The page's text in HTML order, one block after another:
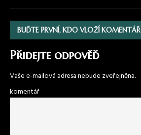
BUĎTE PRVNÍ, KDO VLOŽÍ KOMENTÁŘ
Přidejte odpověď
Vaše e-mailová adresa nebude zveřejněna.
komentář